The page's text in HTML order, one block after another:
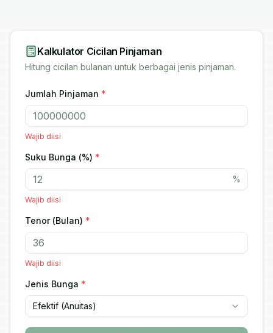
Kalkulator Cicilan Pinjaman
Hitung cicilan bulanan untuk berbagai jenis pinjaman.
Jumlah Pinjaman *
Wajib diisi
Suku Bunga (%) *
%
Wajib diisi
Tenor (Bulan) *
Wajib diisi
Jenis Bunga *
Efektif (Anuitas)